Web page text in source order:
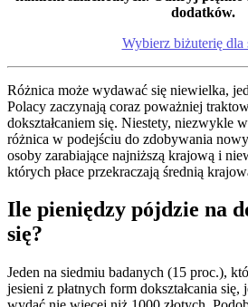
dodatków.
Wybierz biżuterię dla
Różnica może wydawać się niewielka,
Polacy zaczynają coraz poważniej
dokształcaniem się. Niestety, niezwykle
różnica w podejściu do zdobywania
osoby zarabiające najniższą krajową i
których płace przekraczają średnią
Ile pieniędzy pójdzie na
się?
Jeden na siedmiu badanych (15 proc.),
jesieni z płatnych form dokształcania się,